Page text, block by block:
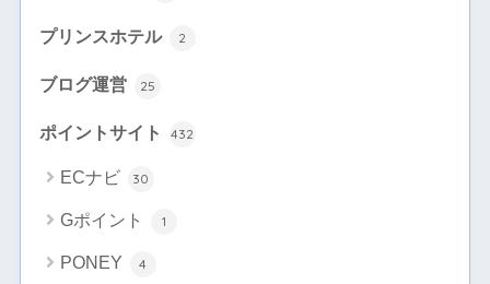
プリンスホテル 2
ブログ運営 25
ポイントサイト 432
ECナビ 30
Gポイント 1
PONEY 4